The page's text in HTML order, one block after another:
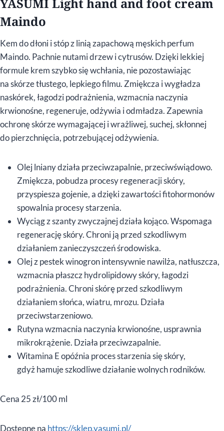
Maindo
Kem do dłoni i stóp z linią zapachową męskich perfum
Maindo. Pachnie nutami drzew i cytrusów. Dzięki lekkiej
formule krem szybko się wchłania, nie pozostawiając
na skórze tłustego, lepkiego filmu. Zmiękcza i wygładza
naskórek, łagodzi podrażnienia, wzmacnia naczynia
krwionośne, regeneruje, odżywia i odmładza. Zapewnia
ochronę skórze wymagającej i wrażliwej, suchej, skłonnej
do pierzchnięcia, potrzebującej odżywienia.
Olej lniany działa przeciwzapalnie, przeciwświądowo.
Zmiękcza, pobudza procesy regeneracji skóry,
przyspiesza gojenie, a dzięki zawartości fitohormonów
spowalnia procesy starzenia.
Wyciąg z szanty zwyczajnej działa kojąco. Wspomaga
regenerację skóry. Chroni ją przed szkodliwym
działaniem zanieczyszczeń środowiska.
Olej z pestek winogron intensywnie nawilża, natłuszcza,
wzmacnia płaszcz hydrolipidowy skóry, łagodzi
podrażnienia. Chroni skórę przed szkodliwym
działaniem słońca, wiatru, mrozu. Działa
przeciwstarzeniowo.
Rutyna wzmacnia naczynia krwionośne, usprawnia
mikrokrążenie. Działa przeciwzapalnie.
Witamina E opóźnia proces starzenia się skóry,
gdyż hamuje szkodliwe działanie wolnych rodników.
Cena 25 zł/100 ml
Dostępne na https://sklep.yasumi.pl/